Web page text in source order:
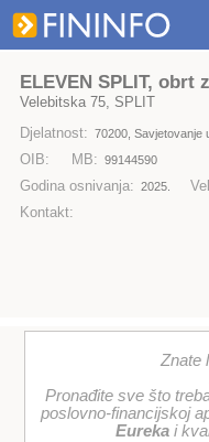
ELEVEN SPLIT, obrt
Velebitska 75, SPLIT
Djelatnost: 70200, Savjetovanje
OIB: MB: 99144590
Godina osnivanja: 2025.
Kontakt:
Znate
Pronađite sve što
poslovno-financijskoj
Eurekai